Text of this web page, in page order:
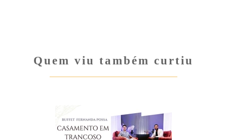
Quem viu também curtiu